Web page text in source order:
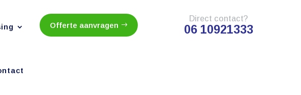
Offerte aanvragen
Direct contact?
06 10921333